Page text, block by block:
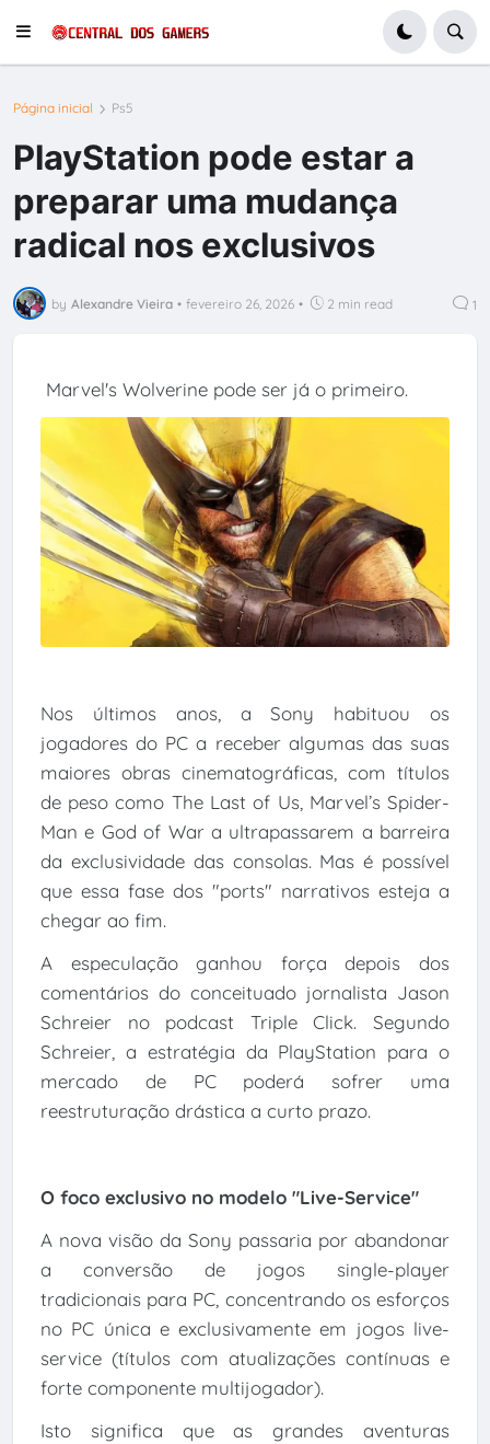
Página inicial Ps5
PlayStation pode estar a
preparar uma mudança
radical nos exclusivos
by Alexandre Vieira • fevereiro 26, 2026 • 2 min read 1
Marvel's Wolverine pode ser já o primeiro.
Nos últimos anos, a Sony habituou os
jogadores do PC a receber algumas das suas
maiores obras cinematográficas, com títulos
de peso como The Last of Us, Marvel’s Spider-
Man e God of War a ultrapassarem a barreira
da exclusividade das consolas. Mas é possível
que essa fase dos "ports" narrativos esteja a
chegar ao fim.
A especulação ganhou força depois dos
comentários do conceituado jornalista Jason
Schreier no podcast Triple Click. Segundo
Schreier, a estratégia da PlayStation para o
mercado de PC poderá sofrer uma
reestruturação drástica a curto prazo.
O foco exclusivo no modelo "Live-Service"
A nova visão da Sony passaria por abandonar
a conversão de jogos single-player
tradicionais para PC, concentrando os esforços
no PC única e exclusivamente em jogos live-
service (títulos com atualizações contínuas e
forte componente multijogador).
Isto significa que as grandes aventuras